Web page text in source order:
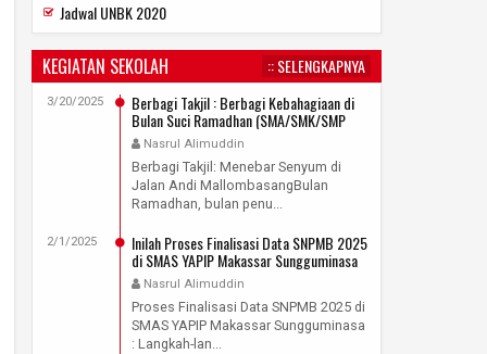
Jadwal UNBK 2020
KEGIATAN SEKOLAH
:: SELENGKAPNYA
Berbagi Takjil : Berbagi Kebahagiaan di
Bulan Suci Ramadhan (SMA/SMK/SMP
YAPIP Makassar Sungguminasa)
Nasrul Alimuddin
3/20/2025
Berbagi Takjil: Menebar Senyum di
Jalan Andi MallombasangBulan
Ramadhan, bulan penu...
Inilah Proses Finalisasi Data SNPMB 2025
di SMAS YAPIP Makassar Sungguminasa
Nasrul Alimuddin
2/1/2025
Proses Finalisasi Data SNPMB 2025 di
SMAS YAPIP Makassar Sungguminasa
: Langkah-lan...